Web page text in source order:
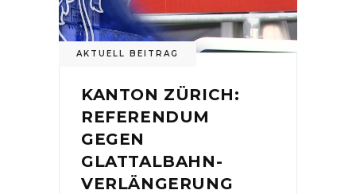
AKTUELL BEITRAG
KANTON ZÜRICH:
REFERENDUM
GEGEN
GLATTALBAHN-
VERLÄNGERUNG